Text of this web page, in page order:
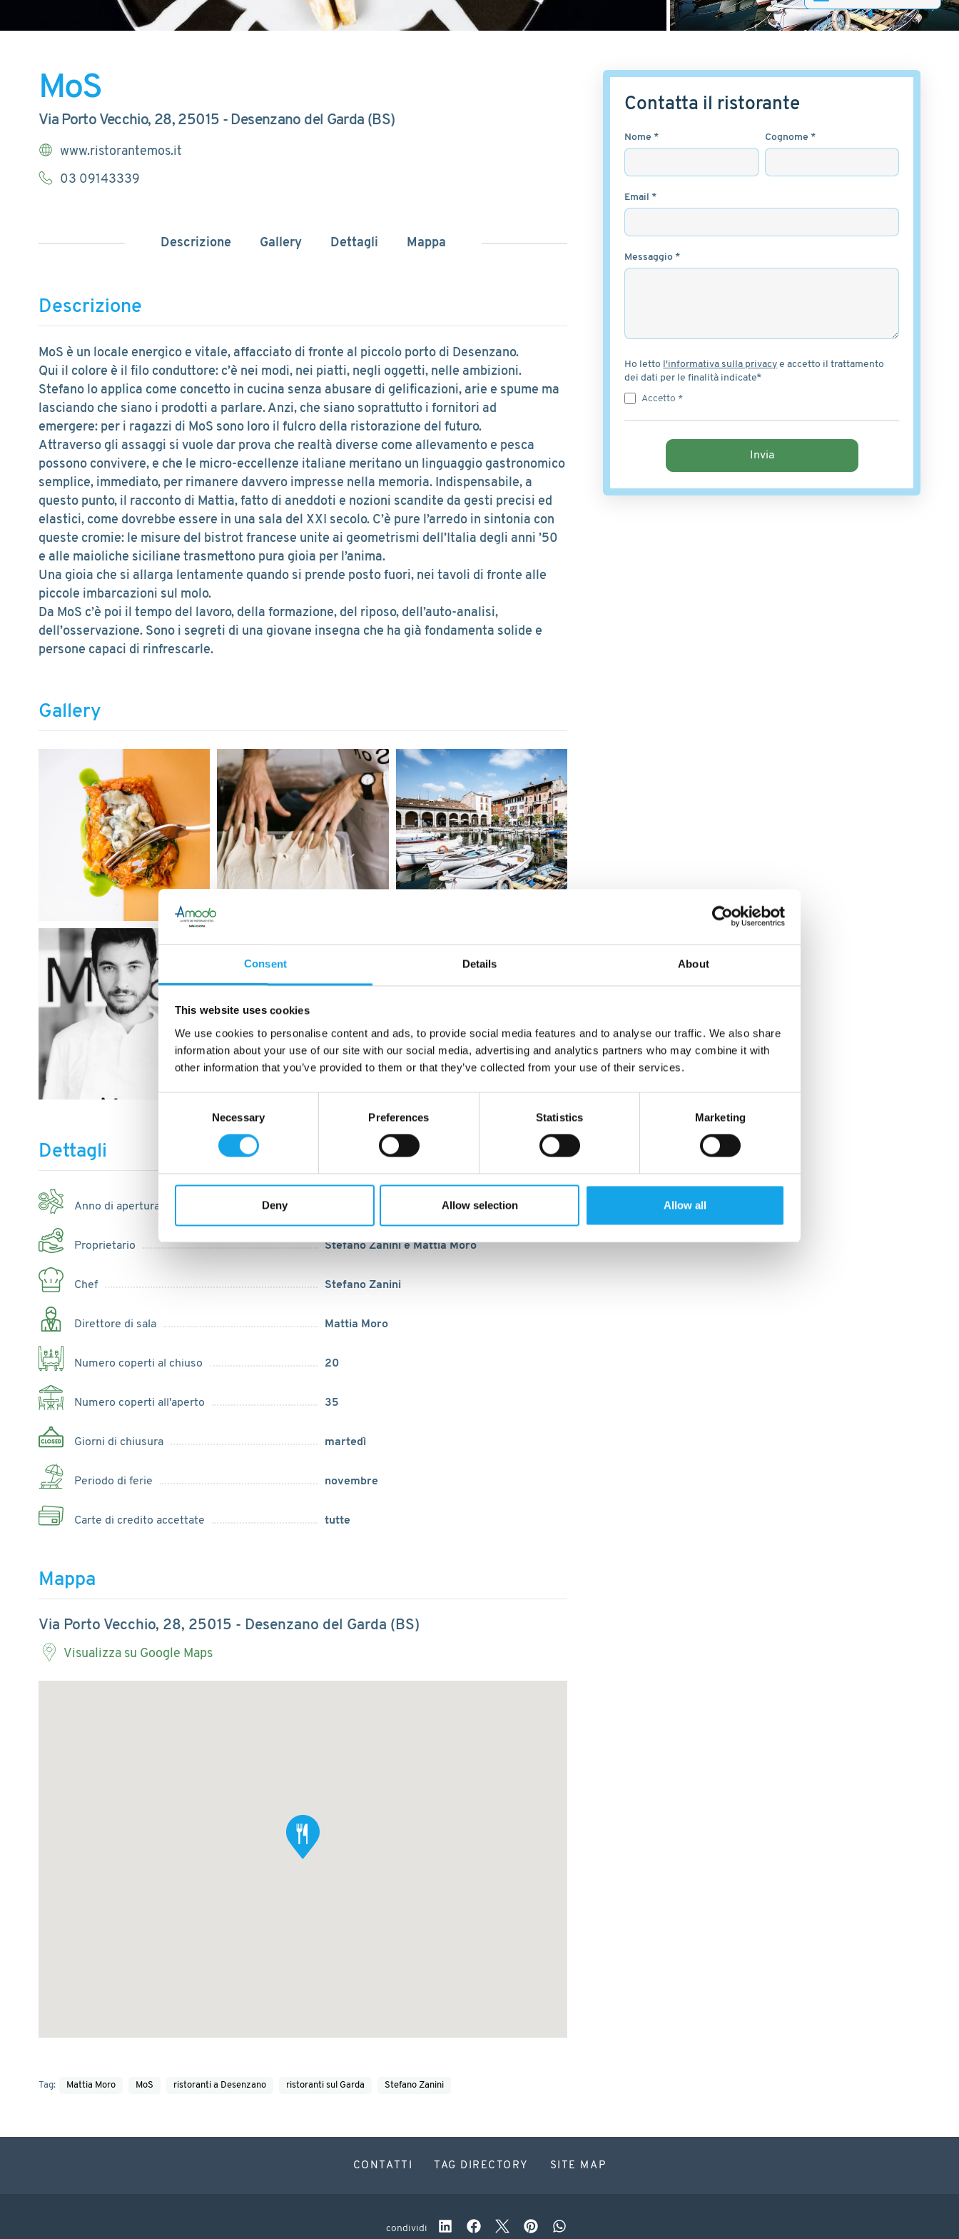
Consent Details About
This website uses cookies
We use cookies to personalise content and ads, to provide social media features and to analyse our traffic. We also share
information about your use of our site with our social media, advertising and analytics partners who may combine it with
other information that you’ve provided to them or that they’ve collected from your use of their services.
Necessary Preferences Statistics Marketing
Deny Allow selection Allow all
MoS
Via Porto Vecchio, 28, 25015 - Desenzano del Garda (BS)
www.ristorantemos.it
03 09143339
Descrizione Gallery Dettagli Mappa
Descrizione
MoS è un locale energico e vitale, affacciato di fronte al piccolo porto di Desenzano.
Qui il colore è il filo conduttore: c’è nei modi, nei piatti, negli oggetti, nelle ambizioni.
Stefano lo applica come concetto in cucina senza abusare di gelificazioni, arie e spume ma
lasciando che siano i prodotti a parlare. Anzi, che siano soprattutto i fornitori ad
emergere: per i ragazzi di MoS sono loro il fulcro della ristorazione del futuro.
Attraverso gli assaggi si vuole dar prova che realtà diverse come allevamento e pesca
possono convivere, e che le micro-eccellenze italiane meritano un linguaggio gastronomico
semplice, immediato, per rimanere davvero impresse nella memoria. Indispensabile, a
questo punto, il racconto di Mattia, fatto di aneddoti e nozioni scandite da gesti precisi ed
elastici, come dovrebbe essere in una sala del XXI secolo. C’è pure l’arredo in sintonia con
queste cromie: le misure del bistrot francese unite ai geometrismi dell’Italia degli anni ’50
e alle maioliche siciliane trasmettono pura gioia per l’anima.
Una gioia che si allarga lentamente quando si prende posto fuori, nei tavoli di fronte alle
piccole imbarcazioni sul molo.
Da MoS c’è poi il tempo del lavoro, della formazione, del riposo, dell’auto-analisi,
dell’osservazione. Sono i segreti di una giovane insegna che ha già fondamenta solide e
persone capaci di rinfrescarle.
Gallery
Dettagli
Anno di apertura
Proprietario Stefano Zanini e Mattia Moro
Chef Stefano Zanini
Direttore di sala Mattia Moro
Numero coperti al chiuso 20
Numero coperti all'aperto 35
Giorni di chiusura martedì
Periodo di ferie novembre
Carte di credito accettate tutte
Mappa
Via Porto Vecchio, 28, 25015 - Desenzano del Garda (BS)
Visualizza su Google Maps
Contatta il ristorante
Nome * Cognome *
Email *
Messaggio *
Ho letto l'informativa sulla privacy e accetto il trattamento
dei dati per le finalità indicate*
Accetto *
Tag: Mattia Moro MoS ristoranti a Desenzano ristoranti sul Garda Stefano Zanini
CONTATTI TAG DIRECTORY SITE MAP
condividi